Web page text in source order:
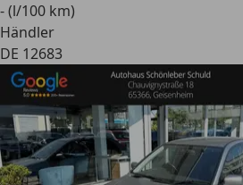
- (l/100 km)
Händler
DE 12683